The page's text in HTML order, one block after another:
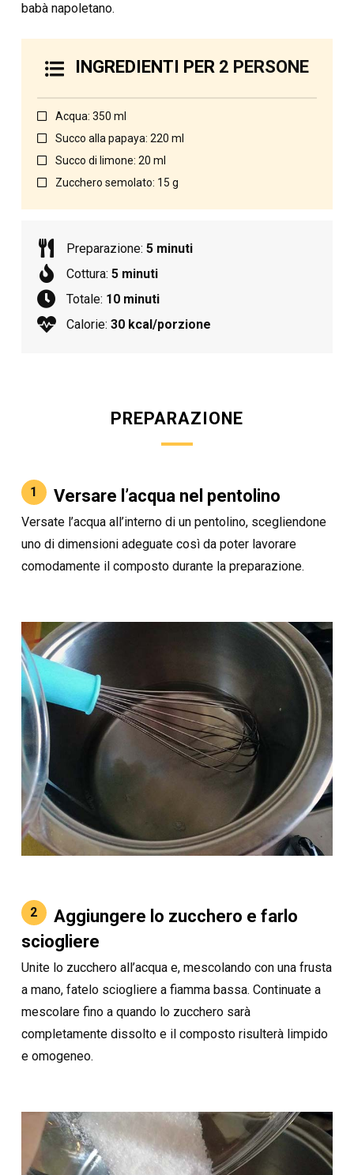
babà napoletano.
INGREDIENTI PER 2 PERSONE
Acqua: 350 ml
Succo alla papaya: 220 ml
Succo di limone: 20 ml
Zucchero semolato: 15 g
Preparazione:5 minuti
Cottura:5 minuti
Totale: 10 minuti
Calorie:30 kcal/porzione
PREPARAZIONE
1 Versare l’acqua nel pentolino
Versate l’acqua all’interno di un pentolino, scegliendone
uno di dimensioni adeguate così da poter lavorare
comodamente il composto durante la preparazione.
2
Aggiungere lo zucchero e farlo
sciogliere
Unite lo zucchero all’acqua e, mescolando con una frusta
a mano, fatelo sciogliere a fiamma bassa. Continuate a
mescolare fino a quando lo zucchero sarà
completamente dissolto e il composto risulterà limpido
e omogeneo.